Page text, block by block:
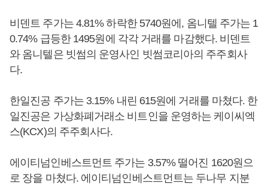
비덴트 주가는 4.81% 하락한 5740원에, 옴니텔 주가는 1
0.74% 급등한 1495원에 각각 거래를 마감했다. 비덴트
와 옴니텔은 빗썸의 운영사인 빗썸코리아의 주주회사
다.
한일진공 주가는 3.15% 내린 615원에 거래를 마쳤다. 한
일진공은 가상화폐거래소 비트인을 운영하는 케이씨엑
스(KCX)의 주주회사다.
에이티넘인베스트먼트 주가는 3.57% 떨어진 1620원으
로 장을 마쳤다. 에이티넘인베스트먼트는 두나무 지분